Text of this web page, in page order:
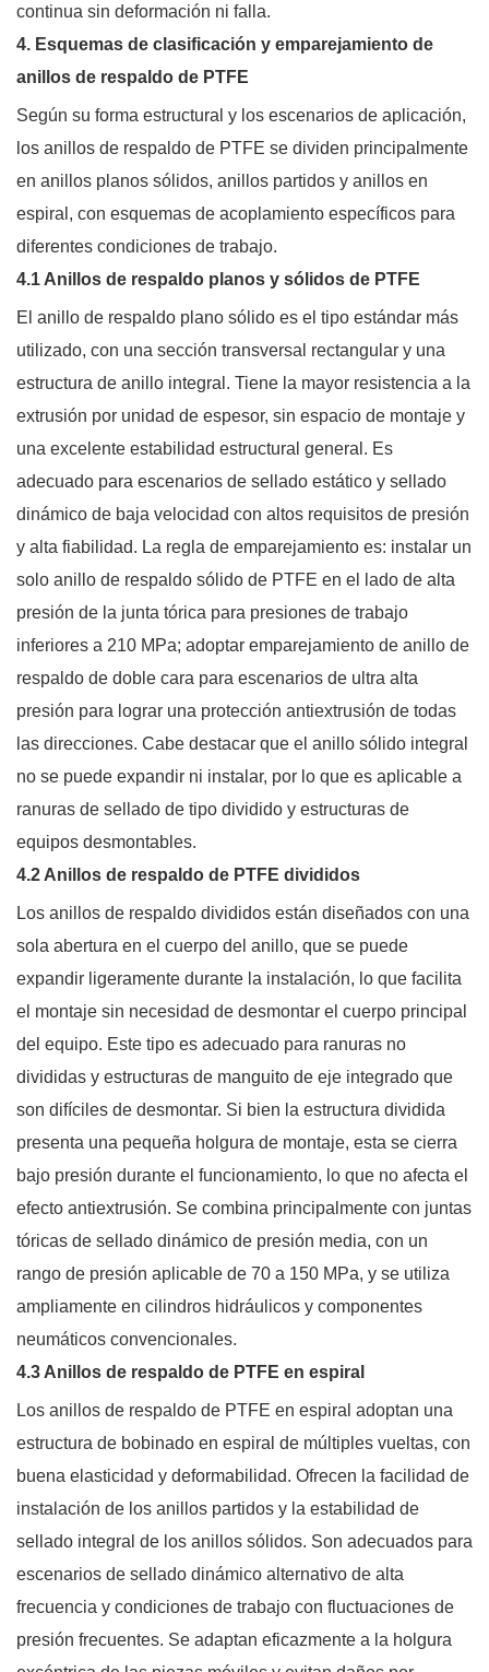
continua sin deformación ni falla.
4. Esquemas de clasificación y emparejamiento de
anillos de respaldo de PTFE
Según su forma estructural y los escenarios de aplicación,
los anillos de respaldo de PTFE se dividen principalmente
en anillos planos sólidos, anillos partidos y anillos en
espiral, con esquemas de acoplamiento específicos para
diferentes condiciones de trabajo.
4.1 Anillos de respaldo planos y sólidos de PTFE
El anillo de respaldo plano sólido es el tipo estándar más
utilizado, con una sección transversal rectangular y una
estructura de anillo integral. Tiene la mayor resistencia a la
extrusión por unidad de espesor, sin espacio de montaje y
una excelente estabilidad estructural general. Es
adecuado para escenarios de sellado estático y sellado
dinámico de baja velocidad con altos requisitos de presión
y alta fiabilidad. La regla de emparejamiento es: instalar un
solo anillo de respaldo sólido de PTFE en el lado de alta
presión de la junta tórica para presiones de trabajo
inferiores a 210 MPa; adoptar emparejamiento de anillo de
respaldo de doble cara para escenarios de ultra alta
presión para lograr una protección antiextrusión de todas
las direcciones. Cabe destacar que el anillo sólido integral
no se puede expandir ni instalar, por lo que es aplicable a
ranuras de sellado de tipo dividido y estructuras de
equipos desmontables.
4.2 Anillos de respaldo de PTFE divididos
Los anillos de respaldo divididos están diseñados con una
sola abertura en el cuerpo del anillo, que se puede
expandir ligeramente durante la instalación, lo que facilita
el montaje sin necesidad de desmontar el cuerpo principal
del equipo. Este tipo es adecuado para ranuras no
divididas y estructuras de manguito de eje integrado que
son difíciles de desmontar. Si bien la estructura dividida
presenta una pequeña holgura de montaje, esta se cierra
bajo presión durante el funcionamiento, lo que no afecta el
efecto antiextrusión. Se combina principalmente con juntas
tóricas de sellado dinámico de presión media, con un
rango de presión aplicable de 70 a 150 MPa, y se utiliza
ampliamente en cilindros hidráulicos y componentes
neumáticos convencionales.
4.3 Anillos de respaldo de PTFE en espiral
Los anillos de respaldo de PTFE en espiral adoptan una
estructura de bobinado en espiral de múltiples vueltas, con
buena elasticidad y deformabilidad. Ofrecen la facilidad de
instalación de los anillos partidos y la estabilidad de
sellado integral de los anillos sólidos. Son adecuados para
escenarios de sellado dinámico alternativo de alta
frecuencia y condiciones de trabajo con fluctuaciones de
presión frecuentes. Se adaptan eficazmente a la holgura